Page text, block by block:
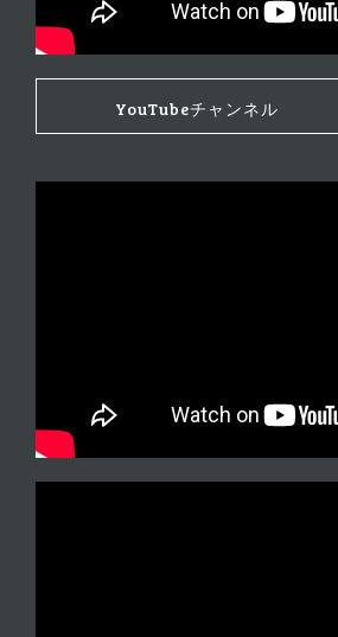
YouTubeチャンネル